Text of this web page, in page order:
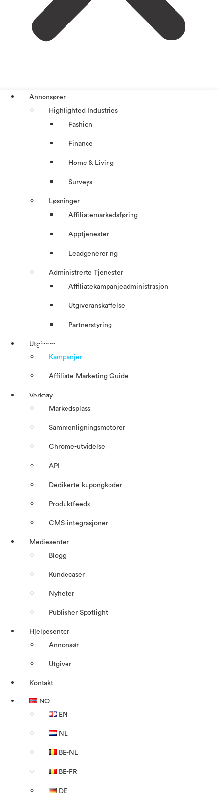
Annonsører
Highlighted Industries
Fashion
Finance
Home & Living
Surveys
Løsninger
Affiliatemarkedsføring
Apptjenester
Leadgenerering
Administrerte Tjenester
Affiliatekampanjeadministrasjon
Utgiveranskaffelse
Partnerstyring
Utgivere
Kampanjer
Affiliate Marketing Guide
Verktøy
Markedsplass
Sammenligningsmotorer
Chrome-utvidelse
API
Dedikerte kupongkoder
Produktfeeds
CMS-integrasjoner
Mediesenter
Blogg
Kundecaser
Nyheter
Publisher Spotlight
Hjelpesenter
Annonsør
Utgiver
Kontakt
NO
EN
NL
BE-NL
BE-FR
DE